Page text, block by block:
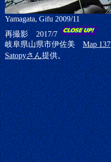
Yamagata, Gifu 2009/11
再撮影 2017/7
岐阜県山県市伊佐美Map 137
Satopyさん提供。